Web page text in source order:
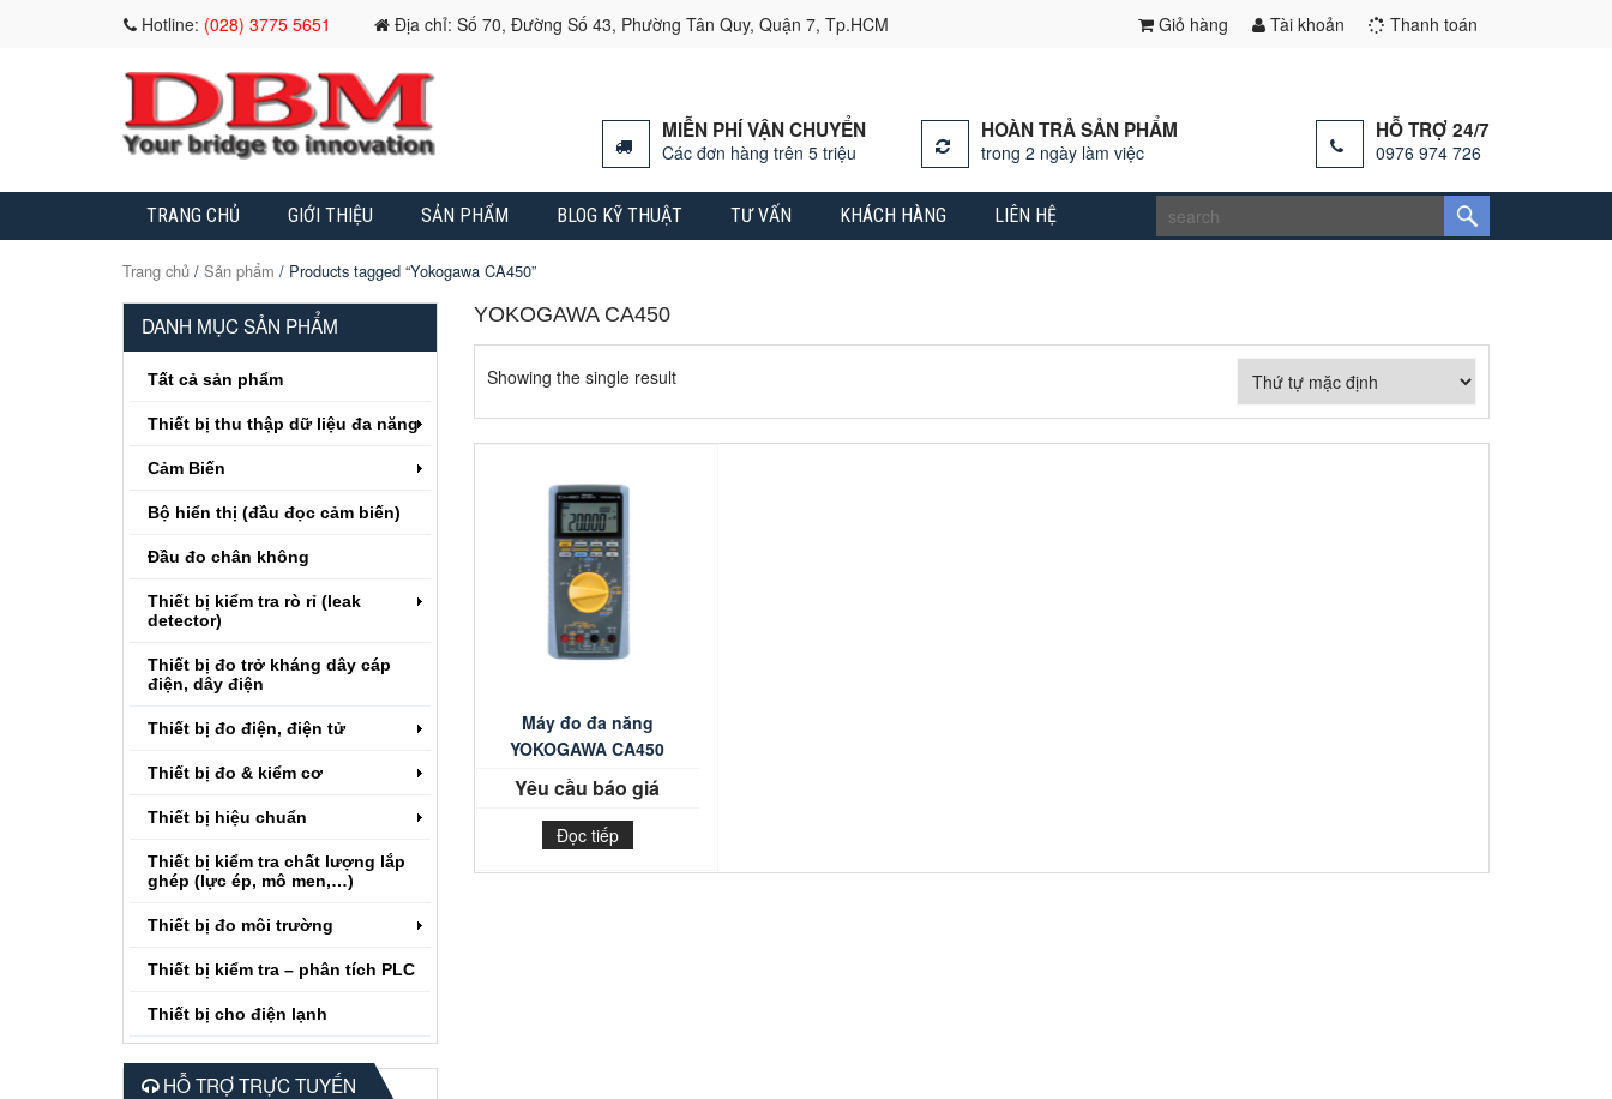
Hotline:(028) 3775 5651 Địa chỉ: Số 70, Đường Số 43, Phường Tân Quy, Quận 7, Tp.HCM Giỏ hàng Tài khoản Thanh toán
MIỄN PHÍ VẬN CHUYỂN
Các đơn hàng trên 5 triệu
HOÀN TRẢ SẢN PHẨM
trong 2 ngày làm việc
HỖ TRỢ 24/7
0976 974 726
TRANG CHỦ GIỚI THIỆU SẢN PHẨM BLOG KỸ THUẬT TƯ VẤN KHÁCH HÀNG LIÊN HỆ
Trang chủ / Sản phẩm / Products tagged “Yokogawa CA450”
DANH MỤC SẢN PHẨM
Tất cả sản phẩm
Thiết bị thu thập dữ liệu đa năng
Cảm Biến
Bộ hiển thị (đầu đọc cảm biến)
Đầu đo chân không
Thiết bị kiểm tra rò rỉ (leak
detector)
Thiết bị đo trở kháng dây cáp
điện, dây điện
Thiết bị đo điện, điện tử
Thiết bị đo & kiểm cơ
Thiết bị hiệu chuẩn
Thiết bị kiểm tra chất lượng lắp
ghép (lực ép, mô men,…)
Thiết bị đo môi trường
Thiết bị kiểm tra – phân tích PLC
Thiết bị cho điện lạnh
HỖ TRỢ TRỰC TUYẾN
YOKOGAWA CA450
Showing the single result
Máy đo đa năng
YOKOGAWA CA450
Yêu cầu báo giá
Đọc tiếp